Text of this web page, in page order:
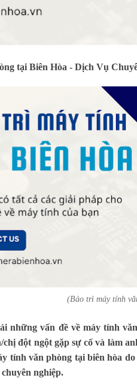
tại Biên Hòa - Dịch Vụ
(Bảo trì máy tính
những vấn đề về máy tính
đột ngột gặp sự cố và làm
tính văn phòng tại biên hòa
nghiệp.